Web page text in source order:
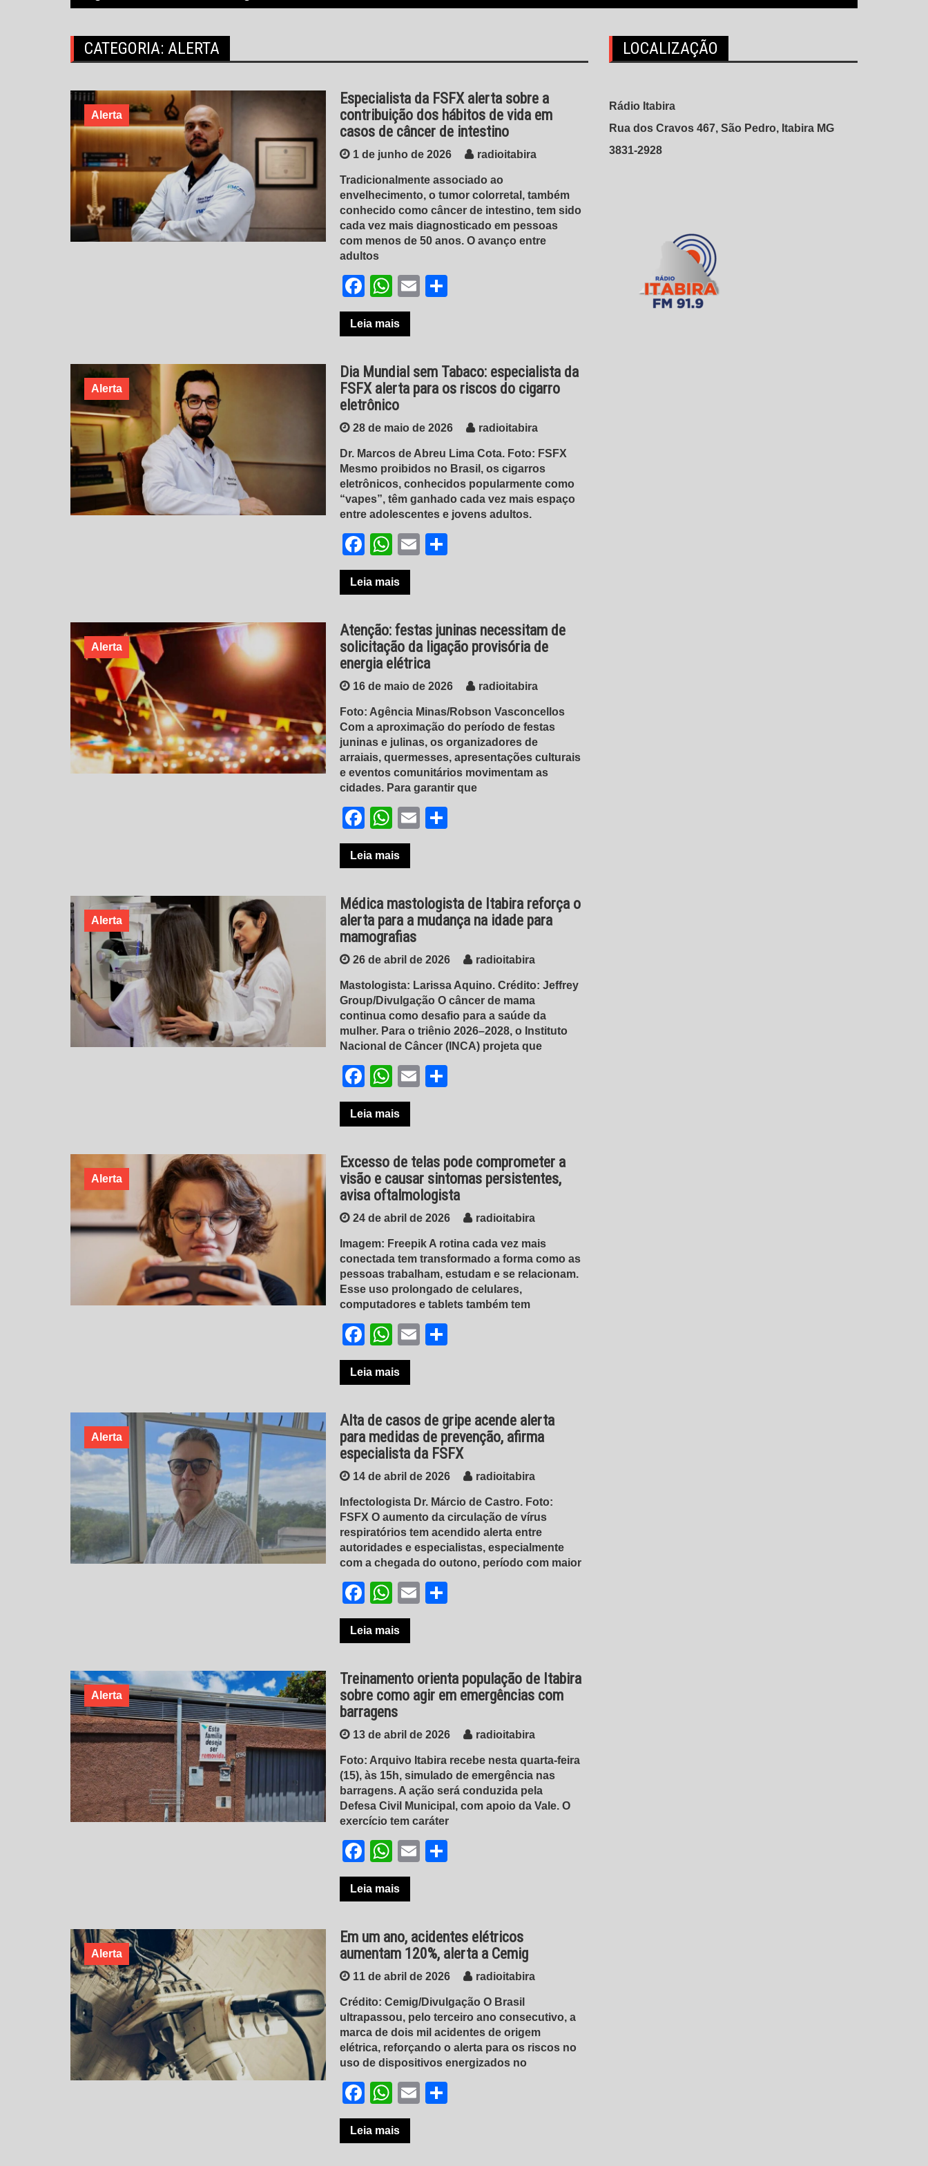
CATEGORIA: ALERTA
Alerta
Especialista da FSFX alerta sobre a
contribuição dos hábitos de vida em
casos de câncer de intestino
1 de junho de 2026 radioitabira
Tradicionalmente associado ao
envelhecimento, o tumor colorretal, também
conhecido como câncer de intestino, tem sido
cada vez mais diagnosticado em pessoas
com menos de 50 anos. O avanço entre
adultos
Facebook
WhatsApp
Email
Leia mais
Alerta
Dia Mundial sem Tabaco: especialista da
FSFX alerta para os riscos do cigarro
eletrônico
28 de maio de 2026 radioitabira
Dr. Marcos de Abreu Lima Cota. Foto: FSFX
Mesmo proibidos no Brasil, os cigarros
eletrônicos, conhecidos popularmente como
“vapes”, têm ganhado cada vez mais espaço
entre adolescentes e jovens adultos.
Facebook
WhatsApp
Email
Leia mais
Alerta
Atenção: festas juninas necessitam de
solicitação da ligação provisória de
energia elétrica
16 de maio de 2026 radioitabira
Foto: Agência Minas/Robson Vasconcellos
Com a aproximação do período de festas
juninas e julinas, os organizadores de
arraiais, quermesses, apresentações culturais
e eventos comunitários movimentam as
cidades. Para garantir que
Facebook
WhatsApp
Email
Leia mais
Alerta
Médica mastologista de Itabira reforça o
alerta para a mudança na idade para
mamografias
26 de abril de 2026 radioitabira
Mastologista: Larissa Aquino. Crédito: Jeffrey
Group/Divulgação O câncer de mama
continua como desafio para a saúde da
mulher. Para o triênio 2026–2028, o Instituto
Nacional de Câncer (INCA) projeta que
Facebook
WhatsApp
Email
Leia mais
Alerta
Excesso de telas pode comprometer a
visão e causar sintomas persistentes,
avisa oftalmologista
24 de abril de 2026 radioitabira
Imagem: Freepik A rotina cada vez mais
conectada tem transformado a forma como as
pessoas trabalham, estudam e se relacionam.
Esse uso prolongado de celulares,
computadores e tablets também tem
Facebook
WhatsApp
Email
Leia mais
Alerta
Alta de casos de gripe acende alerta
para medidas de prevenção, afirma
especialista da FSFX
14 de abril de 2026 radioitabira
Infectologista Dr. Márcio de Castro. Foto:
FSFX O aumento da circulação de vírus
respiratórios tem acendido alerta entre
autoridades e especialistas, especialmente
com a chegada do outono, período com maior
Facebook
WhatsApp
Email
Leia mais
Alerta
Treinamento orienta população de Itabira
sobre como agir em emergências com
barragens
13 de abril de 2026 radioitabira
Foto: Arquivo Itabira recebe nesta quarta-feira
(15), às 15h, simulado de emergência nas
barragens. A ação será conduzida pela
Defesa Civil Municipal, com apoio da Vale. O
exercício tem caráter
Facebook
WhatsApp
Email
Leia mais
Alerta
Em um ano, acidentes elétricos
aumentam 120%, alerta a Cemig
11 de abril de 2026 radioitabira
Crédito: Cemig/Divulgação O Brasil
ultrapassou, pelo terceiro ano consecutivo, a
marca de dois mil acidentes de origem
elétrica, reforçando o alerta para os riscos no
uso de dispositivos energizados no
Facebook
WhatsApp
Email
Leia mais
LOCALIZAÇÃO
Rádio Itabira
Rua dos Cravos 467, São Pedro, Itabira MG
3831-2928